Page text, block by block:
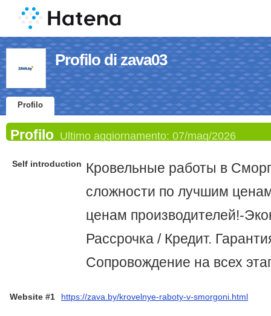
Profilo di zava03
Profilo
Profilo Ultimo aggiornamento: 07/mag/2026
Self introduction
Кровельные работы в
сложности по лучшим
ценам производителей!-
Рассрочка / Кредит.
Сопровождение на всех
Website #1 https://zava.by/krovelnye-raboty-v-smorgoni.html